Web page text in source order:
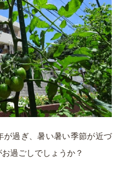
が過ぎ、暑い暑い季節が近づ
過ごしでしょうか？